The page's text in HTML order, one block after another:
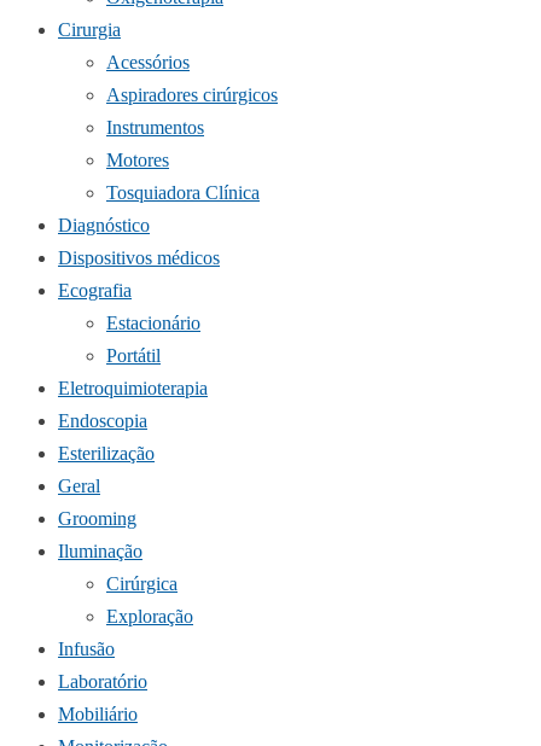
Cirurgia
Acessórios
Aspiradores cirúrgicos
Instrumentos
Motores
Tosquiadora Clínica
Diagnóstico
Dispositivos médicos
Ecografia
Estacionário
Portátil
Eletroquimioterapia
Endoscopia
Esterilização
Geral
Grooming
Iluminação
Cirúrgica
Exploração
Infusão
Laboratório
Mobiliário